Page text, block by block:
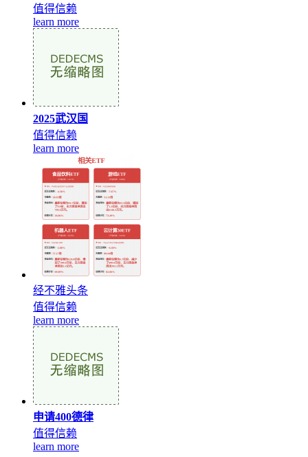
值得信赖
learn more
2025武汉国
值得信赖
learn more
经不雅头条
值得信赖
learn more
申请400德律
值得信赖
learn more